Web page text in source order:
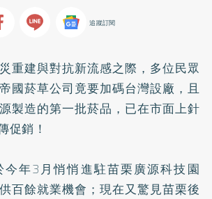
追蹤訂閱
重建與對抗新流感之際，多位民眾
國菸草公司竟要加碼台灣設廠，且
製造的第一批菸品，已在市面上針
促銷！
年3月悄悄進駐苗栗廣源科技園
百餘就業機會；現在又驚見苗栗後